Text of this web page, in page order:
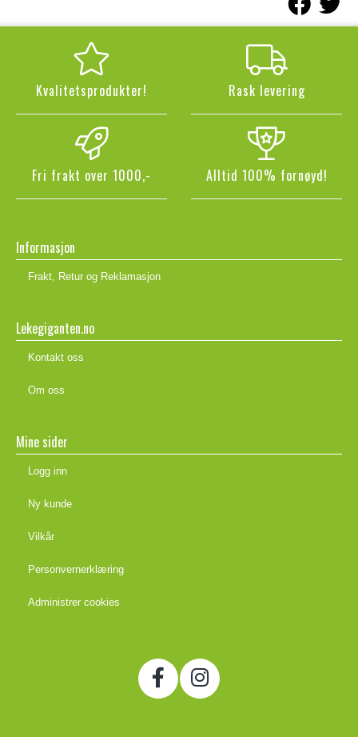
Kvalitetsprodukter! Rask levering
Fri frakt over 1000,- Alltid 100% fornøyd!
Informasjon
Frakt, Retur og Reklamasjon
Lekegiganten.no
Kontakt oss
Om oss
Mine sider
Logg inn
Ny kunde
Vilkår
Personvernerklæring
Administrer cookies